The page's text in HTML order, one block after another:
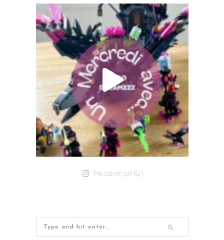
Me suivre sur IG !